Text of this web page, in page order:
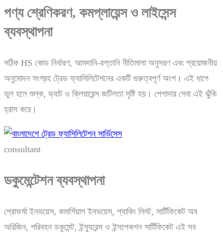
পণ্য শ্রেণিকরণ, কমপ্লায়েন্স ও লাইসেন্স
ব্যবস্থাপনা
সঠিক HS কোড নির্ধারণ, আমদানি-রপ্তানি নীতিমালা অনুসরণ এবং প্রয়োজনীয়
অনুমোদন সংগ্রহ ট্রেড ফ্যাসিলিটেশনের একটি গুরুত্বপূর্ণ অংশ। এই ধাপে
ভুল হলে শুল্ক, ভ্যাট ও ক্লিয়ারেন্স জটিলতা সৃষ্টি হয়। পেশাদার সেবা এই ঝুঁকি
হ্রাস করে।
consultant
ডকুমেন্টেশন ব্যবস্থাপনা
প্রোফর্মা ইনভয়েস, কমার্শিয়াল ইনভয়েস, প্যাকিং লিস্ট, সার্টিফিকেট অব
অরিজিন, পরিবহন ডকুমেন্ট, ইন্স্যুরেন্স ও ইন্সপেকশন সার্টিফিকেট এই সব